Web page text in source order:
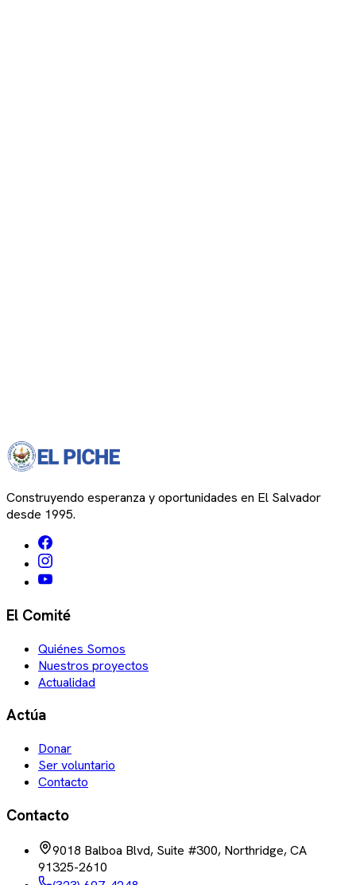
Construyendo esperanza y oportunidades en El Salvador
desde 1995.
El Comité
Quiénes Somos
Nuestros proyectos
Actualidad
Actúa
Donar
Ser voluntario
Contacto
Contacto
9018 Balboa Blvd, Suite #300, Northridge, CA
91325-2610